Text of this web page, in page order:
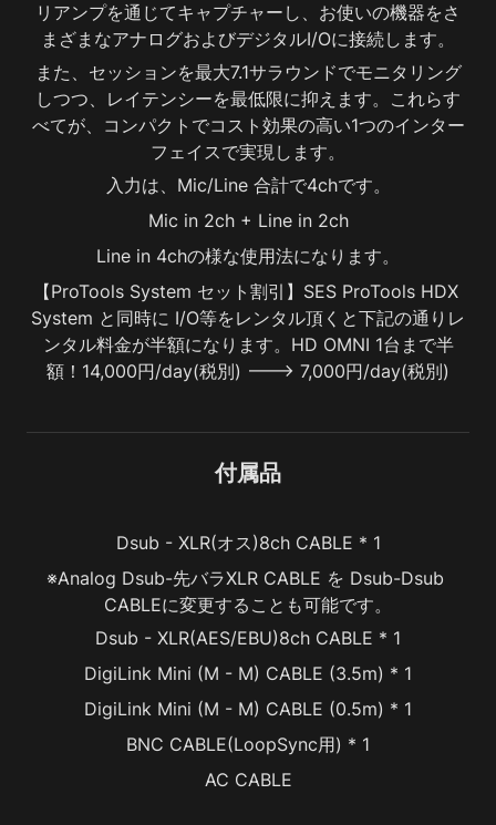
リアンプを通じてキャプチャーし、お使いの機器をさ
まざまなアナログおよびデジタルI/Oに接続します。
また、セッションを最大7.1サラウンドでモニタリング
しつつ、レイテンシーを最低限に抑えます。これらす
べてが、コンパクトでコスト効果の高い1つのインター
フェイスで実現します。
入力は、Mic/Line 合計で4chです。
Mic in 2ch + Line in 2ch
Line in 4chの様な使用法になります。
【ProTools System セット割引】SES ProTools HDX
System と同時に I/O等をレンタル頂くと下記の通りレ
ンタル料金が半額になります。HD OMNI 1台まで半
額！14,000円/day(税別) ---> 7,000円/day(税別)
付属品
Dsub - XLR(オス)8ch CABLE * 1
※Analog Dsub-先バラXLR CABLE を Dsub-Dsub
CABLEに変更することも可能です。
Dsub - XLR(AES/EBU)8ch CABLE * 1
DigiLink Mini (M - M) CABLE (3.5m) * 1
DigiLink Mini (M - M) CABLE (0.5m) * 1
BNC CABLE(LoopSync用) * 1
AC CABLE